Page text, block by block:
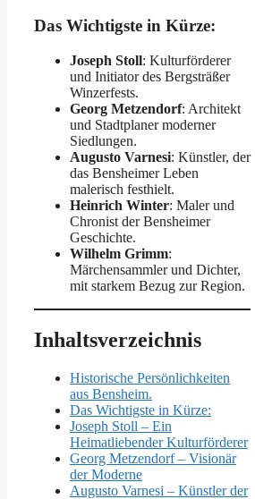
Das Wichtigste in Kürze:
Joseph Stoll: Kulturförderer
und Initiator des Bergsträßer
Winzerfests.
Georg Metzendorf: Architekt
und Stadtplaner moderner
Siedlungen.
Augusto Varnesi: Künstler, der
das Bensheimer Leben
malerisch festhielt.
Heinrich Winter: Maler und
Chronist der Bensheimer
Geschichte.
Wilhelm Grimm:
Märchensammler und Dichter,
mit starkem Bezug zur Region.
Inhaltsverzeichnis
Historische Persönlichkeiten
aus Bensheim.
Das Wichtigste in Kürze:
Joseph Stoll – Ein
Heimatliebender Kulturförderer
Georg Metzendorf – Visionär
der Moderne
Augusto Varnesi – Künstler der